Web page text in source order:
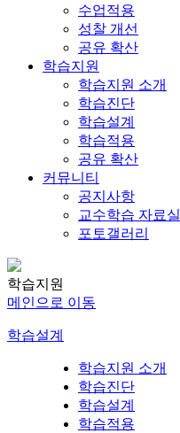
수업적용
성찰 개선
공유 확산
학습지원
학습지원 소개
학습진단
학습설계
학습적용
공유 확산
커뮤니티
공지사항
교수학습 자료실
포토갤러리
학습지원
메인으로 이동
학습설계
학습지원 소개
학습진단
학습설계
학습적용